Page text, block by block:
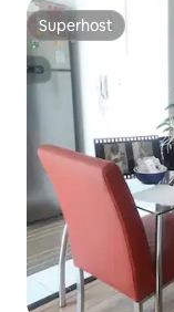
Superhost
Superhost